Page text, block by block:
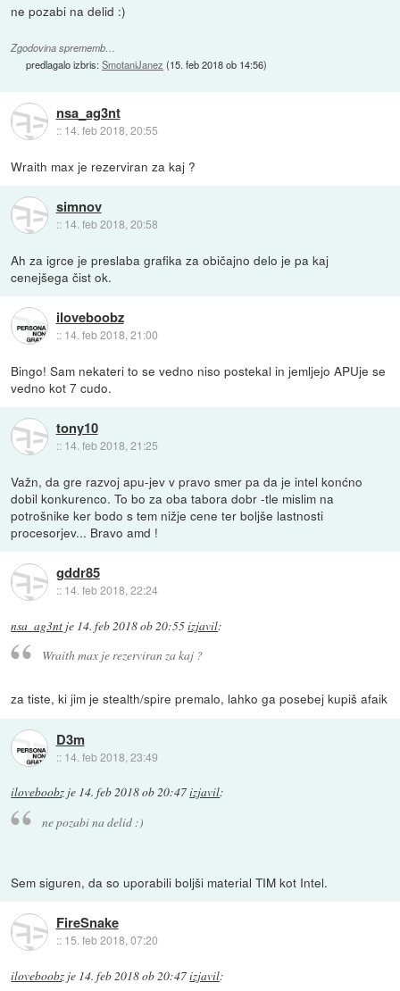
ne pozabi na delid :)
Zgodovina sprememb…
predlagalo izbris:SmotaniJanez (15. feb 2018 ob 14:56)
nsa_ag3nt
:: 14. feb 2018, 20:55
Wraith max je rezerviran za kaj ?
simnov
:: 14. feb 2018, 20:58
Ah za igrce je preslaba grafika za običajno delo je pa kaj
cenejšega čist ok.
iloveboobz
:: 14. feb 2018, 21:00
Bingo! Sam nekateri to se vedno niso postekal in jemljejo APUje se
vedno kot 7 cudo.
tony10
:: 14. feb 2018, 21:25
Važn, da gre razvoj apu-jev v pravo smer pa da je intel konćno
dobil konkurenco. To bo za oba tabora dobr -tle mislim na
potrošnike ker bodo s tem nižje cene ter boljše lastnosti
procesorjev... Bravo amd !
gddr85
:: 14. feb 2018, 22:24
nsa_ag3nt je 14. feb 2018 ob 20:55izjavil:
Wraith max je rezerviran za kaj ?
za tiste, ki jim je stealth/spire premalo, lahko ga posebej kupiš afaik
D3m
:: 14. feb 2018, 23:49
iloveboobz je 14. feb 2018 ob 20:47izjavil:
ne pozabi na delid :)
Sem siguren, da so uporabili boljši material TIM kot Intel.
FireSnake
:: 15. feb 2018, 07:20
iloveboobz je 14. feb 2018 ob 20:47izjavil: